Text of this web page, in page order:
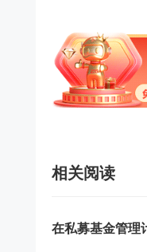
相关阅读
在私募基金管理